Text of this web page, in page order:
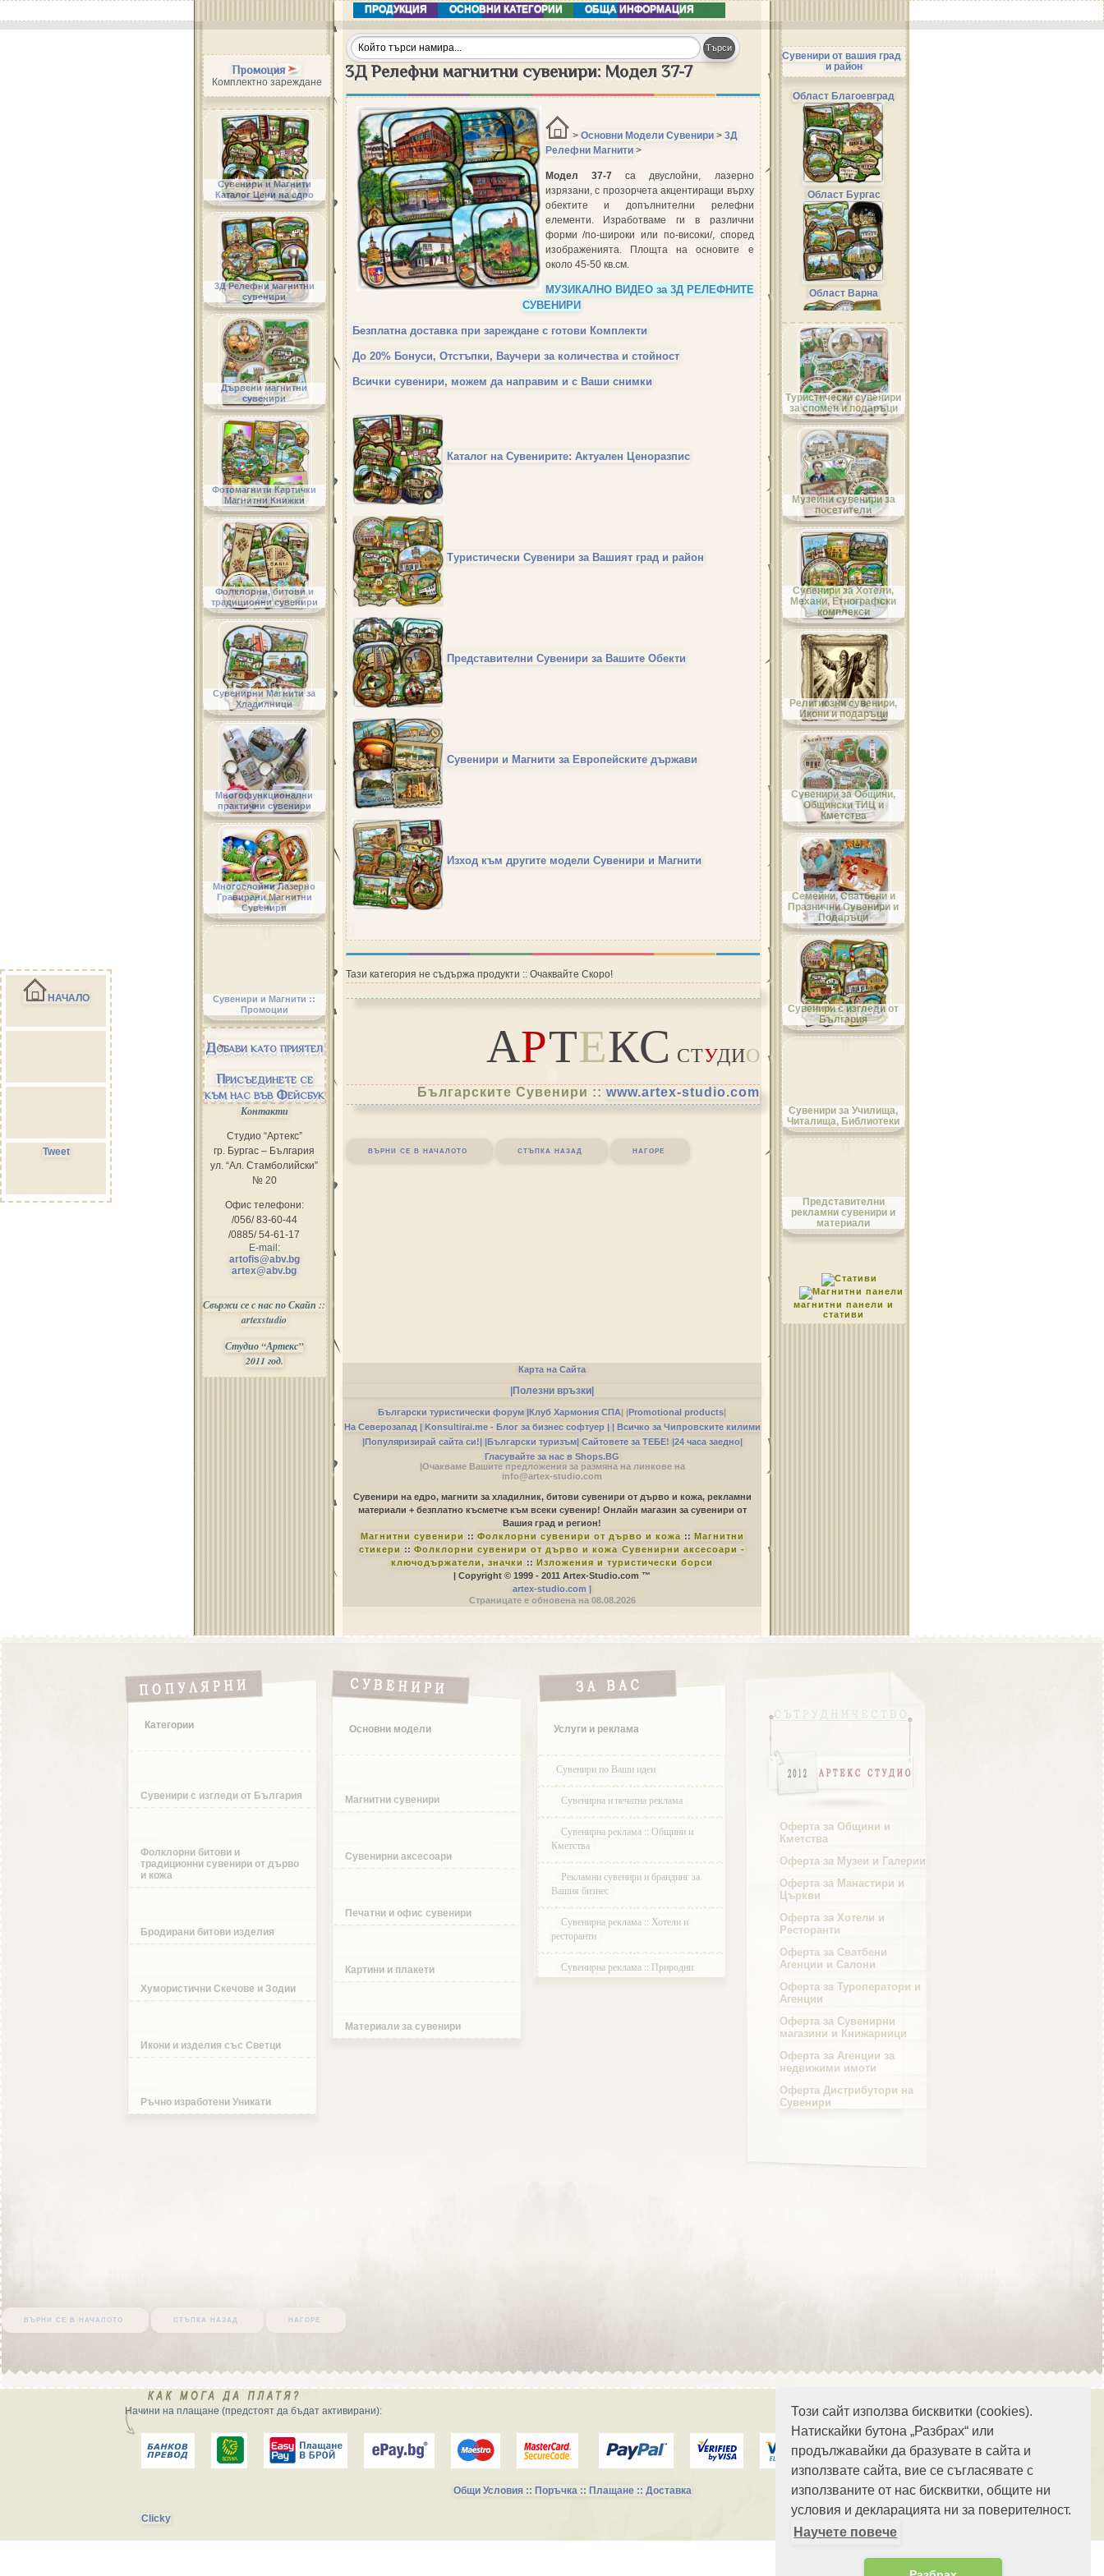
Този сайт използва бисквитки (cookies).
Натискайки бутона „Разбрах“ или
продължавайки да бразувате в сайта и
използвате сайта, вие се съгласявате с
използваните от нас бисквитки, общите ни
условия и декларацията ни за поверителност.
Научете повече
ПРОДУКЦИЯ ОСНОВНИ КАТЕГОРИИ ОБЩА ИНФОРМАЦИЯ
3Д Релефни магнитни сувенири: Модел 37-7
> Основни Модели Сувенири> 3Д
Релефни Магнити>
Модел 37-7 са двуслойни, лазерно
изрязани, с прозорчета акцентиращи върху
обектите и допълнителни релефни
елементи. Изработваме ги в различни
форми /по-широки или по-високи/, според
изображенията. Площта на основите е
около 45-50 кв.см.
МУЗИКАЛНО ВИДЕО за 3Д РЕЛЕФНИТЕ
СУВЕНИРИ
Безплатна доставка при зареждане с готови Комплекти
До 20% Бонуси, Отстъпки, Ваучери за количества и стойност
Всички сувенири, можем да направим и с Ваши снимки
Каталог на Сувенирите: Актуален Ценоразпис
Туристически Сувенири за Вашият град и район
Представителни Сувенири за Вашите Обекти
Сувенири и Магнити за Европейските държави
Изход към другите модели Сувенири и Магнити
Тази категория не съдържа продукти :: Очаквайте Скоро!
АРТЕКС СТУДИО
Българските Сувенири :: www.artex-studio.com
върни се в началото стъпка назад нагоре
Промоция
Комплектно зареждане
Сувенири и Магнити
Каталог Цени на едро
3Д Релефни магнитни
сувенири
Дървени магнитни
сувенири
Фотомагнити Картички
Магнитни Книжки
Фолклорни, битови и
традиционни сувенири
Сувенирни Магнити за
Хладилници
Многофункционални
практични сувенири
Многослойни Лазерно
Гравирани Магнитни
Сувенири
Сувенири и Магнити ::
Промоции
Добави като приятел
Присъединете се
към нас във Фейсбук
Контакти
Студио “Артекс”
гр. Бургас – България
ул. “Ал. Стамболийски”
№ 20
Офис телефони:
/056/ 83-60-44
/0885/ 54-61-17
E-mail:
artofis@abv.bg
artex@abv.bg
Свържи се с нас по Скайп ::
artexstudio
Студио “Артекс”
2011 год.
Сувенири от вашия град
и район
Област Благоевград
Област Бургас
Област Варна
Област Велико Търново
Област Видин
Област Враца
Област Габрово
Област Добрич
Област Кърджали
Област Кюстендил
Област Пазарджик
Област Русе
Област Силистра
Област Сливен
Област Смолян
Област София
Област Хасково
Област Шумен
Туристически сувенири
за спомен и подаръци
Музейни сувенири за
посетители
Сувенири за Хотели,
Механи, Етнографски
комплекси
Религиозни сувенири,
Икони и подаръци
Сувенири за Общини,
Общински ТИЦ и
Кметства
Семейни, Сватбени и
Празнични Сувенири и
Подаръци
Сувенири с изгледи от
България
Сувенири за Училища,
Читалища, Библиотеки
Представителни
рекламни сувенири и
материали
магнитни панели и
стативи
Карта на Сайта
|Полезни връзки|
Български туристически форум |Клуб Хармония СПА| |Promotional products|
На Северозапад | Konsultirai.me - Блог за бизнес софтуер | | Всичко за Чипровските килими
|Популяризирай сайта си!| |Български туризъм| Сайтовете за ТЕБЕ! |24 часа заедно|
Гласувайте за нас в Shops.BG
|Очакваме Вашите предложения за размяна на линкове на
info@artex-studio.com
Сувенири на едро, магнити за хладилник, битови сувенири от дърво и кожа, рекламни
материали + безплатно късметче към всеки сувенир! Онлайн магазин за сувенири от
Вашия град и регион!
Магнитни сувенири :: Фолклорни сувенири от дърво и кожа :: Магнитни
стикери :: Фолклорни сувенири от дърво и кожа Сувенирни аксесоари -
ключодържатели, значки :: Изложения и туристически борси
| Copyright © 1999 - 2011 Artex-Studio.com ™
artex-studio.com |
Страницате е обновена на 08.08.2026
Категории
Сувенири с изгледи от България
Фолклорни битови и
традиционни сувенири от дърво
и кожа
Бродирани битови изделия
Хумористични Скечове и Зодии
Икони и изделия със Светци
Ръчно изработени Уникати
Основни модели
Магнитни сувенири
Сувенирни аксесоари
Печатни и офис сувенири
Картини и плакети
Материали за сувенири
Услуги и реклама
Сувенири по Ваши идеи
Сувенирна и печатна реклама
Сувенирна реклама :: Общини и
Кметства
Рекламни сувенири и брандинг за
Вашия бизнес
Сувенирна реклама :: Хотели и
ресторанти
Сувенирна реклама :: Природни
паркове и Резервати
Оферта за Общини и
Кметства
Оферта за Музеи и Галерии
Оферта за Манастири и
Църкви
Оферта за Хотели и
Ресторанти
Оферта за Сватбени
Агенции и Салони
Оферта за Туроператори и
Агенции
Оферта за Сувенирни
магазини и Книжарници
Оферта за Агенции за
недвижими имоти
Оферта Дистрибутори на
Сувенири
върни се в началото стъпка назад нагоре
Начини на плащане (предстоят да бъдат активирани):
Общи Условия :: Поръчка :: Плащане :: Доставка
Clicky
НАЧАЛО
Tweet